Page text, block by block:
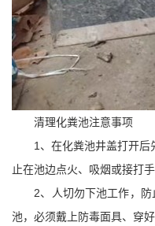
清理化粪池注意事项
1、在化粪池井盖打开后
止在池边点火、吸烟或接打
2、人切勿下池工作，防
池，必须戴上防毒面具、穿